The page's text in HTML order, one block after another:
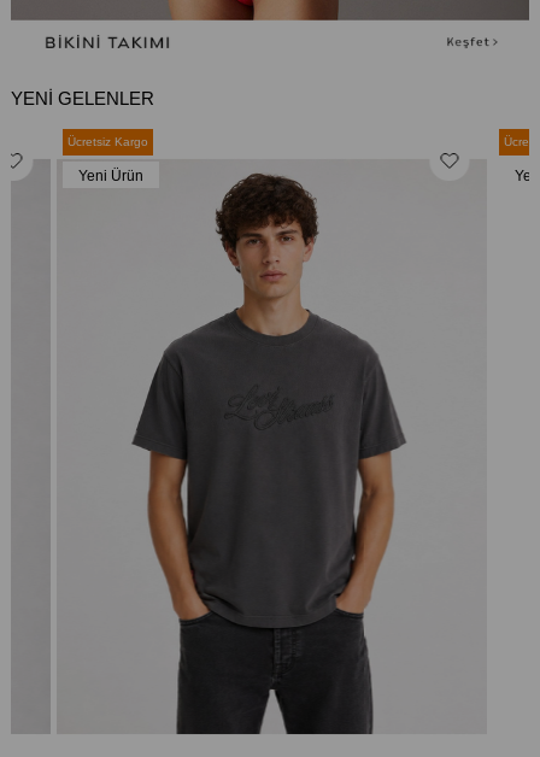
YENİ GELENLER
Ücretsiz Kargo
Yeni Ürün